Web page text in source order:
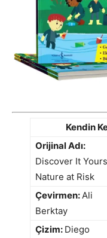
Kendin
Orijinal Adı:
Discover It
Nature at Risk
Çevirmen: Ali
Berktay
Çizim: Diego